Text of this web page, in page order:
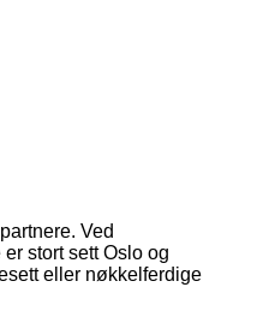
Ved
stort sett Oslo og
eller nøkkelferdige